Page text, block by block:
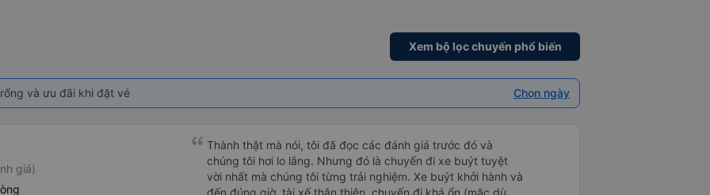
Xem bộ lọc chuyến phổ biến
và ưu đãi khi đặt vé Chọn ngày
giá)
Thành thật mà nói, tôi đã đọc các đánh giá trước đó và
chúng tôi hơi lo lắng. Nhưng đó là chuyến đi xe buýt tuyệt
vời nhất mà chúng tôi từng trải nghiệm. Xe buýt khởi hành và
đến đúng giờ, tài xế thân thiện, chuyến đi khá ổn (mặc dù